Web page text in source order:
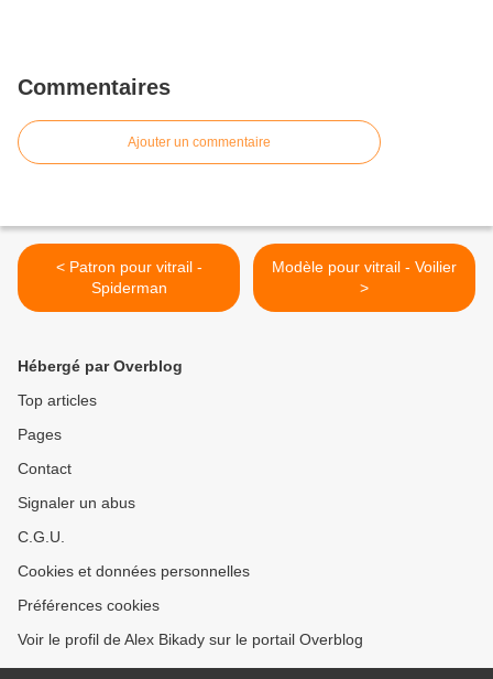
Commentaires
Ajouter un commentaire
< Patron pour vitrail -
Spiderman
Modèle pour vitrail - Voilier
>
Hébergé par Overblog
Top articles
Pages
Contact
Signaler un abus
C.G.U.
Cookies et données personnelles
Préférences cookies
Voir le profil de Alex Bikady sur le portail Overblog